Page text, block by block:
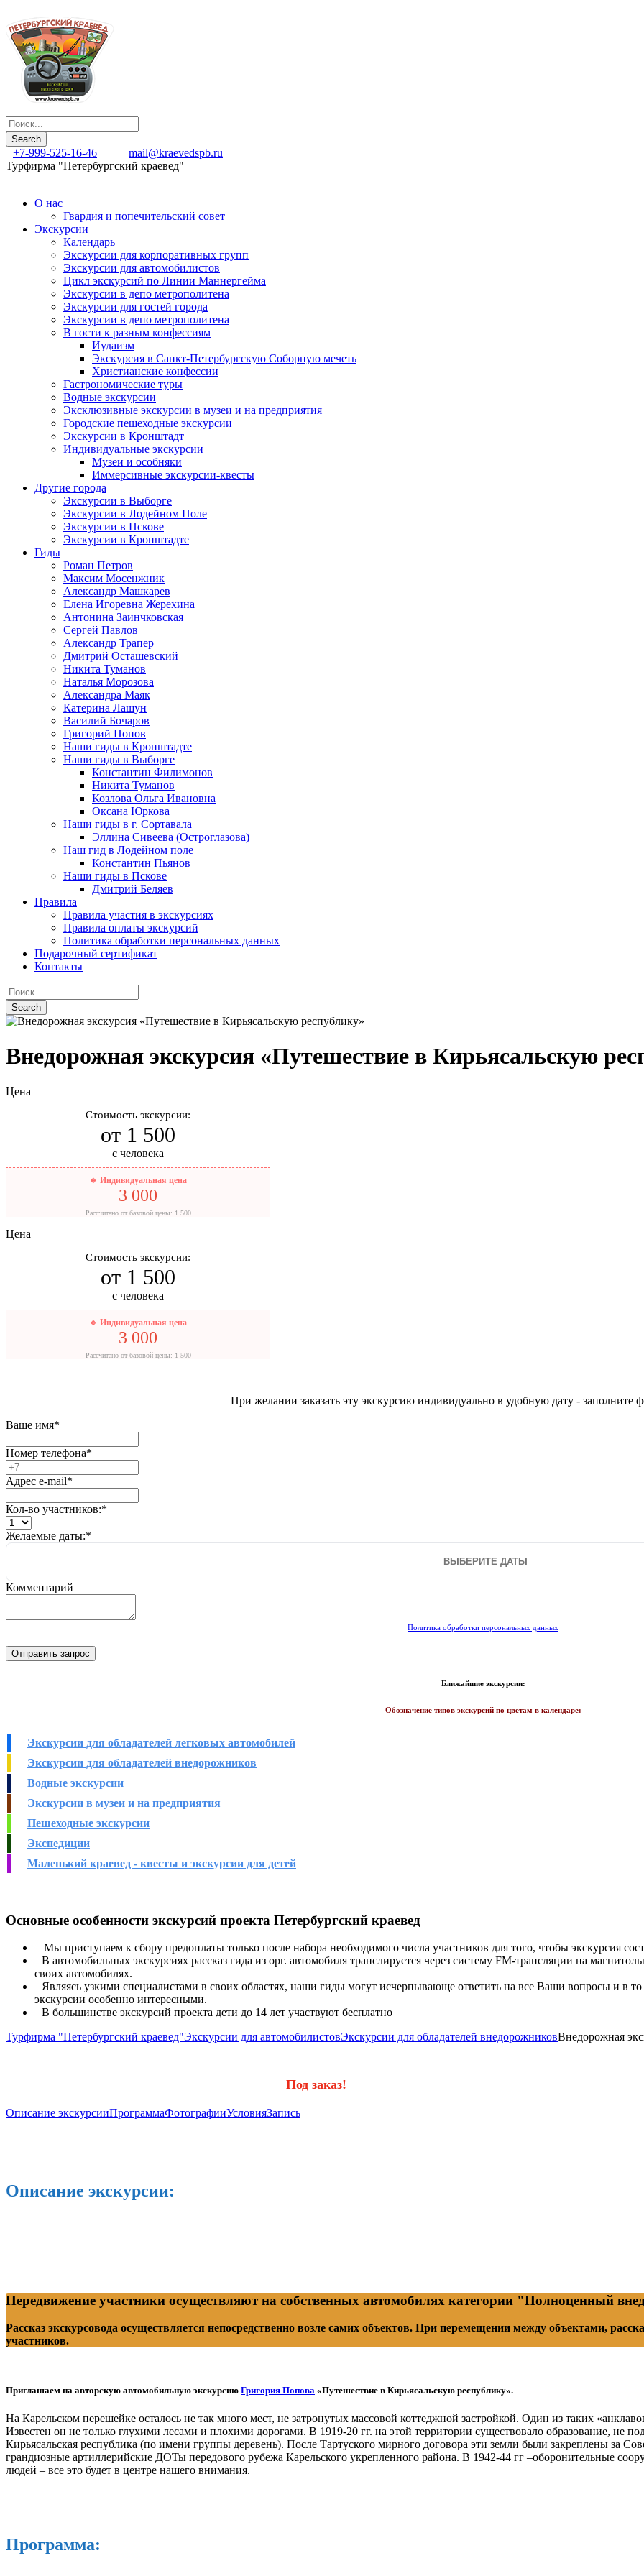
+7-999-525-16-46
mail@kraevedspb.ru
Турфирма "Петербургский краевед"
О нас
Гвардия и попечительский совет
Экскурсии
Календарь
Экскурсии для корпоративных групп
Экскурсии для автомобилистов
Цикл экскурсий по Линии Маннергейма
Экскурсии в депо метрополитена
Экскурсии для гостей города
Экскурсии в депо метрополитена
В гости к разным конфессиям
Иудаизм
Экскурсия в Санкт-Петербургскую Соборную мечеть
Христианские конфессии
Гастрономические туры
Водные экскурсии
Эксклюзивные экскурсии в музеи и на предприятия
Городские пешеходные экскурсии
Экскурсии в Кронштадт
Индивидуальные экскурсии
Музеи и особняки
Иммерсивные экскурсии-квесты
Другие города
Экскурсии в Выборге
Экскурсии в Лодейном Поле
Экскурсии в Пскове
Экскурсии в Кронштадте
Гиды
Роман Петров
Максим Мосенжник
Александр Машкарев
Елена Игоревна Жерехина
Антонина Заинчковская
Сергей Павлов
Александр Трапер
Дмитрий Осташевский
Никита Туманов
Наталья Морозова
Александра Маяк
Катерина Лашун
Василий Бочаров
Григорий Попов
Наши гиды в Кронштадте
Наши гиды в Выборге
Константин Филимонов
Никита Туманов
Козлова Ольга Ивановна
Оксана Юркова
Наши гиды в г. Сортавала
Эллина Сивеева (Остроглазова)
Наш гид в Лодейном поле
Константин Пьянов
Наши гиды в Пскове
Дмитрий Беляев
Правила
Правила участия в экскурсиях
Правила оплаты экскурсий
Политика обработки персональных данных
Подарочный сертификат
Контакты
Внедорожная экскурсия «Путешествие в Кирьясальскую
Цена
Стоимость экскурсии:
от 1 500
с человека
🔹 Индивидуальная цена
3 000
Рассчитано от базовой цены: 1 500
Цена
Стоимость экскурсии:
от 1 500
с человека
🔹 Индивидуальная цена
3 000
Рассчитано от базовой цены: 1 500
При желании заказать эту экскурсию индивидуально в удобную дату - заполните
Ваше имя*
Номер телефона*
Адрес e-mail*
Кол-во участников:*
Желаемые даты:*
Комментарий
Политика обработки персональных данных
Ближайшие экскурсии:
Обозначение типов экскурсий по цветам в календаре:
Экскурсии для обладателей легковых автомобилей
Экскурсии для обладателей внедорожников
Водные экскурсии
Экскурсии в музеи и на предприятия
Пешеходные экскурсии
Экспедиции
Маленький краевед - квесты и экскурсии для детей
Основные особенности экскурсий проекта Петербургский краевед
Мы приступаем к сбору предоплаты только после набора необходимого числа участников для того, чтобы экскурсия
В автомобильных экскурсиях рассказ гида из орг. автомобиля транслируется через систему FM-трансляции на
своих автомобилях.
Являясь узкими специалистами в своих областях, наши гиды могут исчерпывающе ответить на все Ваши вопросы и в
экскурсии особенно интересными.
В большинстве экскурсий проекта дети до 14 лет участвуют бесплатно
Турфирма "Петербургский краевед"Экскурсии для автомобилистовЭкскурсии для обладателей внедорожниковВнедорожная
Под заказ!
Описание экскурсииПрограммаФотографииУсловияЗапись
Описание экскурсии:
Передвижение участники осуществляют на собственных автомобилях категории "Полноценный
Рассказ экскурсовода осуществляется непосредственно возле самих объектов. При перемещении между объектами,
участников.
Приглашаем на авторскую автомобильную экскурсию Григория Попова «Путешествие в Кирьясальскую республику».
На Карельском перешейке осталось не так много мест, не затронутых массовой коттеджной застройкой. Один из таких
Известен он не только глухими лесами и плохими дорогами. В 1919-20 гг. на этой территории существовало образование, не
Кирьясальская республика (по имени группы деревень). После Тартуского мирного договора эти земли были закреплены за
грандиозные артиллерийские ДОТы передового рубежа Карельского укрепленного района. В 1942-44 гг –оборонительные
людей – все это будет в центре нашего внимания.
Программа: